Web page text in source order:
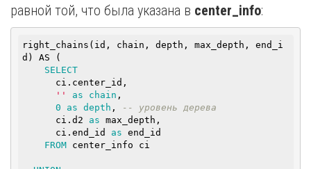
равной той, что была указана в center_info:
right_chains(id, chain, depth, max_depth, end_i
d) AS (
SELECT
''
as chain ,
0
as depth ,
-- уровень дерева
      ci.d2
as max_depth,
      ci.end_id
as end_id
FROM center_info ci